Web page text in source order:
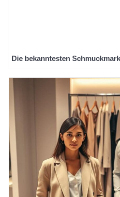
Die bekanntesten